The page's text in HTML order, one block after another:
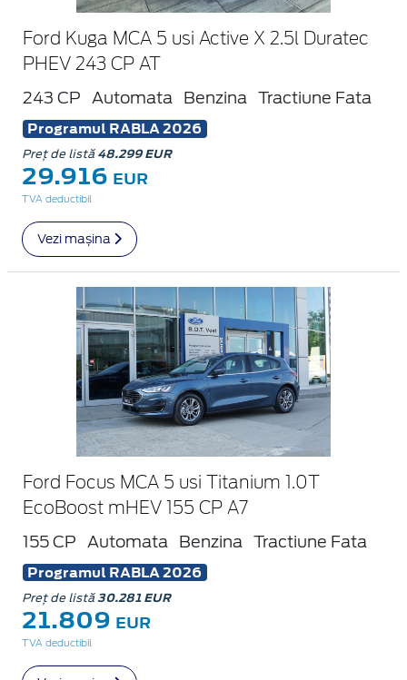
Ford Kuga MCA 5 usi Active X 2.5l Duratec
PHEV 243 CP AT
243 CP Automata Benzina Tractiune Fata
Programul RABLA 2026
Preț de listă48.299 EUR
29.916 EUR
TVA deductibil
Vezi mașina
Ford Focus MCA 5 usi Titanium 1.0T
EcoBoost mHEV 155 CP A7
155 CP Automata Benzina
Tractiune Fata
Programul RABLA 2026
Preț de listă30.281 EUR
21.809 EUR
TVA deductibil